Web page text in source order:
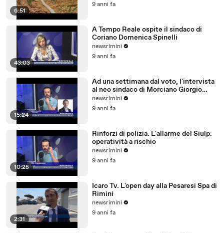
6:51
9 anni fa
43:03
A Tempo Reale ospite il sindaco di
Coriano Domenica Spinelli
newsrimini
9 anni fa
15:24
Ad una settimana dal voto, l'intervista
al neo sindaco di Morciano Giorgio
Ciotti
newsrimini
9 anni fa
10:25
Rinforzi di polizia. L'allarme del Siulp:
operatività a rischio
newsrimini
9 anni fa
2:31
Icaro Tv. L'open day alla Pesaresi Spa di
Rimini
newsrimini
9 anni fa